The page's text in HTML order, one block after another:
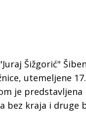
Šižgorić"
utemeljene
je predstavljena
bez kraja i druge